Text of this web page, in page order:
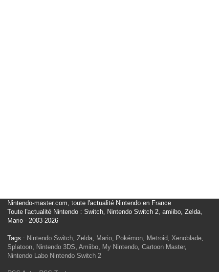
Nintendo-master.com, toute l'actualité Nintendo en France
Toute l'actualité Nintendo : Switch, Nintendo Switch 2, amiibo, Zelda,
Mario - 2003-2026
Tags : Nintendo Switch, Zelda, Mario, Pokémon, Metroid, Xenoblade,
Splatoon, Nintendo 3DS, Amiibo, My Nintendo, Cartoon Master,
Nintendo Labo Nintendo Switch 2